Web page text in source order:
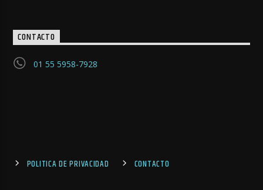
CONTACTO
01 55 5958-7928
POLITICA DE PRIVACIDAD CONTACTO